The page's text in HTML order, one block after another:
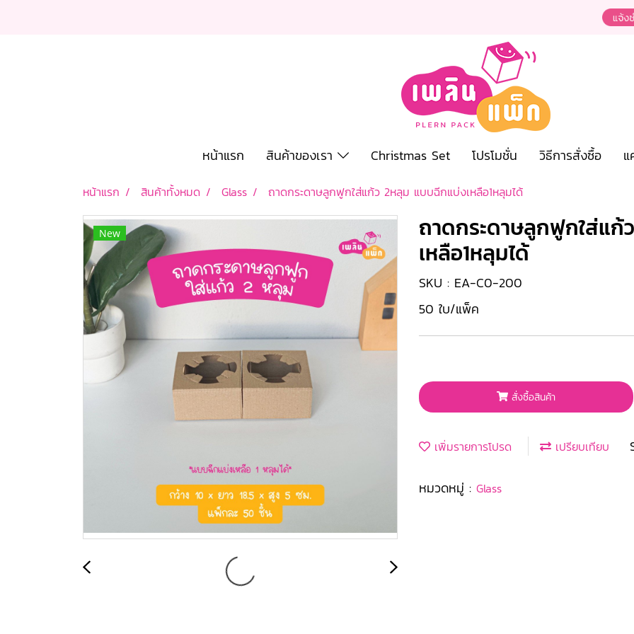
หน้าแรก สินค้าของเรา Christmas Set โปรโมชั่น วิธีการสั่งซื้อ
หน้าแรก สินค้าทั้งหมด Glass ถาดกระดาษลูกฟูกใส่แก้ว 2หลุม แบบฉีกแบ่งเหลือ1หลุมได้
New
ถาดกระดาษลูกฟูกใส่แ
เหลือ1หลุมได้
SKU : EA-C0-200
50 ใบ/แพ็ค
สั่งซื้อสินค้า
เพิ่มรายการโปรด เปรียบเทียบ
หมวดหมู่ : Glass